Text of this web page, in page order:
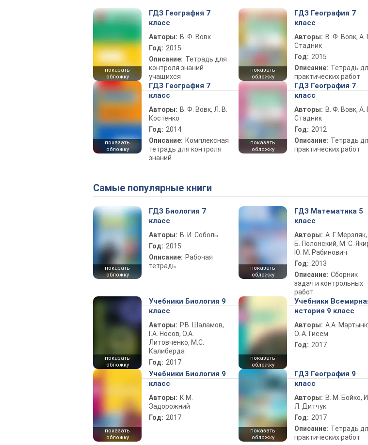
показать
обложку
ГДЗ География 7
класс
Авторы: В. Ф. Вовк
Год: 2015
Описание: Тетрадь для
контроля знаний
учащихся
показать
обложку
ГДЗ География 7
класс
Авторы: В. Ф. Вовк, А.
Стадник
Год: 2015
Описание: Тетрадь
практических работ
показать
обложку
ГДЗ География 7
класс
Авторы: В. Ф. Вовк, Л. В.
Костенко
Год: 2014
Описание: Комплексная
тетрадь для контроля
знаний
показать
обложку
ГДЗ География 7
класс
Авторы: В. Ф. Вовк, А.
Стадник
Год: 2012
Описание: Тетрадь
практических работ
Самые популярные книги
показать
обложку
ГДЗ Биология 7
класс
Авторы: В. И. Соболь
Год: 2015
Описание: Рабочая
тетрадь
показать
обложку
ГДЗ Математика 5
класс
Авторы: А. Г. Мерзляк,
Б. Полонский, М. С.
Ю. М. Рабинович
Год: 2013
Описание: Сборник
задач и контрольных
работ
показать
обложку
Учебники Биология 9
класс
Авторы: Р.В. Шаламов,
Г.А. Носов, О.А.
Литовченко, М.С.
Калиберда
Год: 2017
показать
обложку
Учебники
история 9 класс
Авторы: А.А.
О. А. Гисем
Год: 2017
показать
обложку
Учебники Биология 9
класс
Авторы: К.М.
Задорожний
Год: 2017
показать
обложку
ГДЗ География 9
класс
Авторы: В. М. Бойко, И.
Л. Дитчук
Год: 2017
Описание: Тетрадь
практических работ